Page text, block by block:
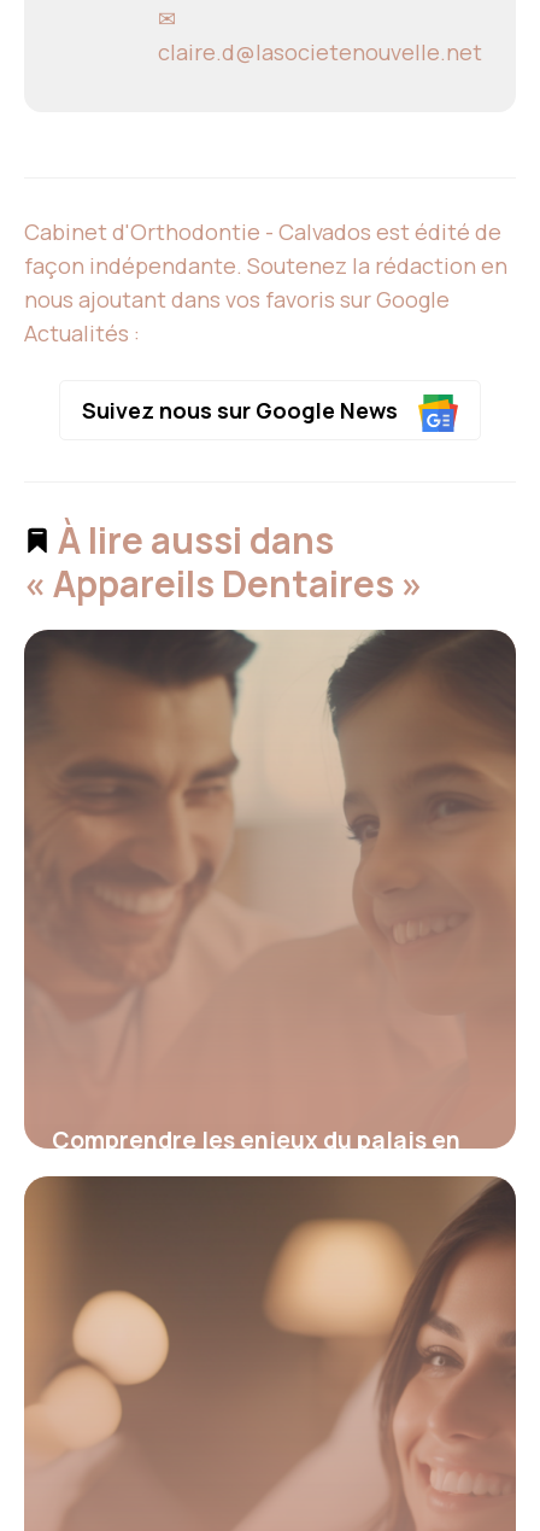
✉
claire.d@lasocietenouvelle.net
Cabinet d'Orthodontie - Calvados est édité de
façon indépendante. Soutenez la rédaction en
nous ajoutant dans vos favoris sur Google
Actualités :
Suivez nous sur Google News
À lire aussi dans
« Appareils Dentaires »
Comprendre les enjeux du palais en
orthodontie : solutions et innovations
pour un sourire harmonieux